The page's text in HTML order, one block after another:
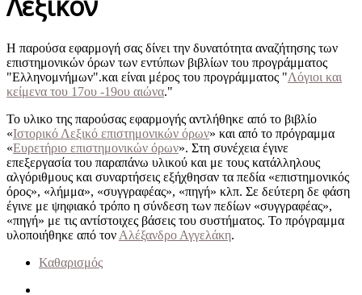
Η παρούσα εφαρμογή σας δίνει την δυνατότητα αναζήτησης των
επιστημονικών όρων των εντύπων βιβλίων του προγράμματος
"Ελληνομνήμων".και είναι μέρος του προγράμματος "Λόγιοι και
κείμενα του 17ου -19ου αιώνα."
Το υλικο της παρούσας εφαρμογής αντλήθηκε από το βιβλίο
«Ιστορικό Λεξικό επιστημονικών όρων» και από το πρόγραμμα
«Ευρετήριο επιστημονικών όρων». Στη συνέχεια έγινε
επεξεργασία του παραπάνω υλικού και με τους κατάλληλους
αλγόριθμους και συναρτήσεις εξήχθησαν τα πεδία «επιστημονικός
όρος», «λήμμα», «συγγραφέας», «πηγή» κλπ. Σε δεύτερη δε φάση
έγινε με ψηφιακό τρόπο η σύνδεση των πεδίων «συγγραφέας»,
«πηγή» με τις αντίστοιχες βάσεις του συστήματος. Το πρόγραμμα
υλοποιήθηκε από τον Αλέξανδρο Αγγελάκη.
Καθαρισμός